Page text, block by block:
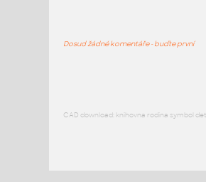
Dosud žádné komentáře - buďte první
CAD download: knihovna rodina symbol